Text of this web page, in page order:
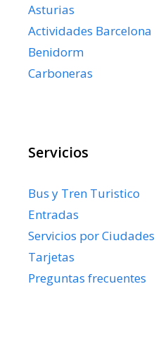
Asturias
Actividades Barcelona
Benidorm
Carboneras
Servicios
Bus y Tren Turistico
Entradas
Servicios por Ciudades
Tarjetas
Preguntas frecuentes